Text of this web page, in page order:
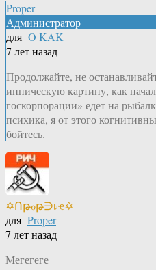
Proper
Администратор
для O KAK
7 лет назад
Продолжайте, не
иппическую картину, как
госкорпорации» едет на
психика, я от этого
бойтесь.
✡Ոթℴթ∋চҿ✡
для Proper
7 лет назад
Мегегеге